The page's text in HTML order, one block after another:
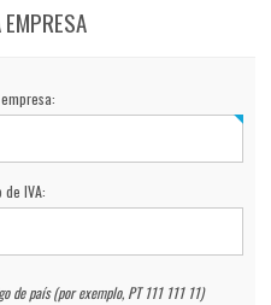
de IVA:
de país (por exemplo, PT 111 111 11)